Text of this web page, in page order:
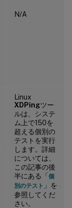
N/A
Linux
XDPingツー
ルは、システ
ム上で150を
超える個別の
テストを実行
します。詳細
については、
この記事の後
半にある「個
別のテスト 」を
参照してくだ
さい。